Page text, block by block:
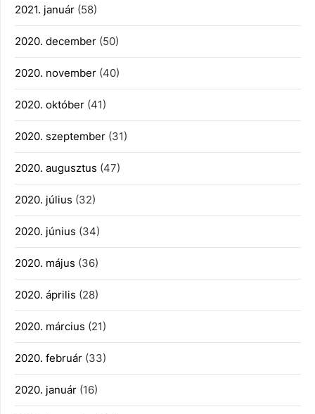
2021. január (58)
2020. december (50)
2020. november (40)
2020. október (41)
2020. szeptember (31)
2020. augusztus (47)
2020. július (32)
2020. június (34)
2020. május (36)
2020. április (28)
2020. március (21)
2020. február (33)
2020. január (16)